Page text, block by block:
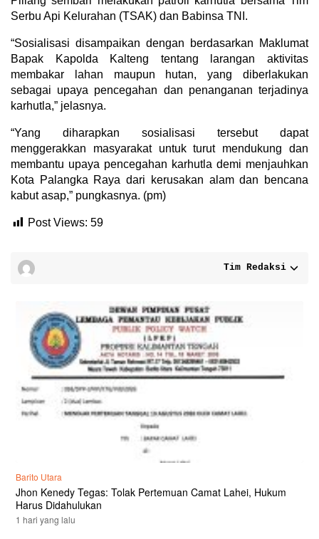
Serbu Api Kelurahan (TSAK) dan Babinsa TNI.
“Sosialisasi disampaikan dengan berdasarkan Maklumat
Bapak Kapolda Kalteng tentang larangan aktivitas
membakar lahan maupun hutan, yang diberlakukan
sebagai upaya pencegahan dan penanganan terjadinya
karhutla,” jelasnya.
“Yang diharapkan sosialisasi tersebut dapat
menggerakkan masyarakat untuk turut mendukung dan
membantu upaya pencegahan karhutla demi menjauhkan
Kota Palangka Raya dari kerusakan alam dan bencana
kabut asap,” pungkasnya. (pm)
Post Views: 59
Tim Redaksi
Barito Utara
Jhon Kenedy Tegas: Tolak Pertemuan Camat Lahei, Hukum
Harus Didahulukan
1 hari yang lalu